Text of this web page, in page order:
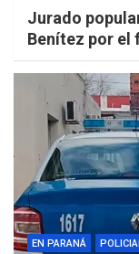
Jurado
Benítez por el
EN PARANÁ